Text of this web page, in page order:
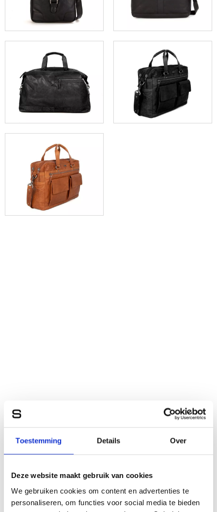
Toestemming Details Over
Deze website maakt gebruik van cookies
We gebruiken cookies om content en advertenties te
personaliseren, om functies voor social media te bieden